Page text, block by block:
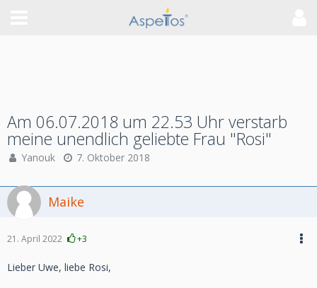
Am 06.07.2018 um 22.53 Uhr verstarb
meine unendlich geliebte Frau "Rosi"
Yanouk 7. Oktober 2018
Maike
21. April 2022 +3
Lieber Uwe, liebe Rosi,